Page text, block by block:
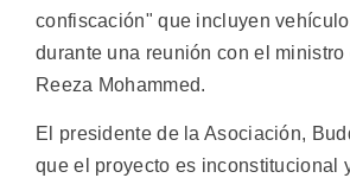
confiscación" que incluyen
durante una reunión con el ministro
Reeza Mohammed.
El presidente de la Asociación,
que el proyecto es inconstitucional